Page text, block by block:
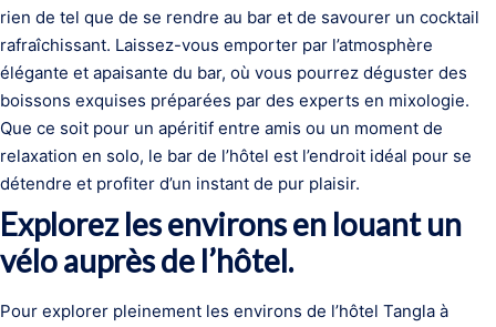
rien de tel que de se rendre au bar et de savourer un cocktail
rafraîchissant. Laissez-vous emporter par l’atmosphère
élégante et apaisante du bar, où vous pourrez déguster des
boissons exquises préparées par des experts en mixologie.
Que ce soit pour un apéritif entre amis ou un moment de
relaxation en solo, le bar de l’hôtel est l’endroit idéal pour se
détendre et profiter d’un instant de pur plaisir.
Explorez les environs en louant un
vélo auprès de l’hôtel.
Pour explorer pleinement les environs de l’hôtel Tangla à